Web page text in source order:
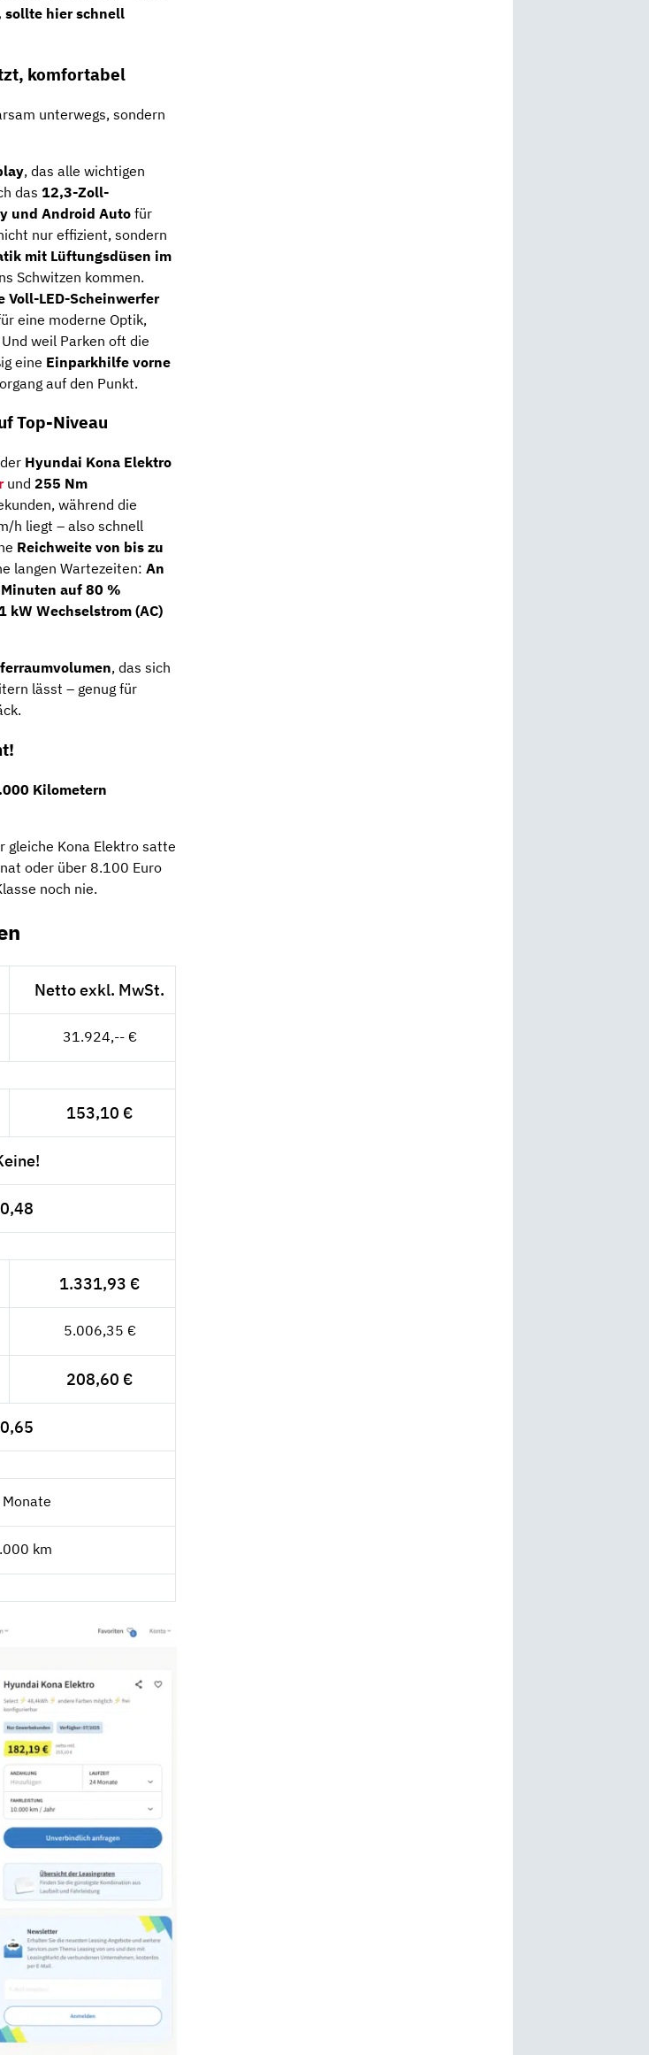
sollte hier schnell
komfortabel
unterwegs, sondern
, das alle wichtigen
das 12,3-Zoll-
und Android Autofür
nur effizient, sondern
mit Lüftungsdüsen im
Schwitzen kommen.
Voll-LED-Scheinwerfer
eine moderne Optik,
weil Parken oft die
eine Einparkhilfe vorne
auf den Punkt.
Top-Niveau
Hyundai Kona Elektro
und 255 Nm
während die
h liegt – also schnell
Reichweite von bis zu
langen Wartezeiten: An
auf 80 %
kW Wechselstrom (AC)
, das sich
lässt – genug für
Kilometern
Kona Elektro satte
oder über 8.100 Euro
noch nie.
Netto exkl. MwSt.
31.924,-- €
153,10 €
0,48
1.331,93 €
5.006,35 €
208,60 €
0,65
km